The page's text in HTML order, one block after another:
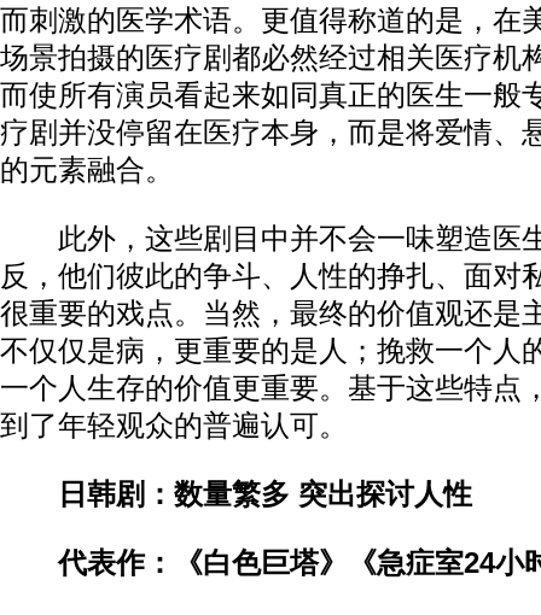
而刺激的医学术语。更值得称道的是，在
场景拍摄的医疗剧都必然经过相关医疗机
而使所有演员看起来如同真正的医生一般
疗剧并没停留在医疗本身，而是将爱情、
的元素融合。
此外，这些剧目中并不会一味塑造医
反，他们彼此的争斗、人性的挣扎、面对
很重要的戏点。当然，最终的价值观还是
不仅仅是病，更重要的是人；挽救一个人
一个人生存的价值更重要。基于这些特点
到了年轻观众的普遍认可。
日韩剧：数量繁多 突出探讨人性
代表作：《白色巨塔》《急症室24小